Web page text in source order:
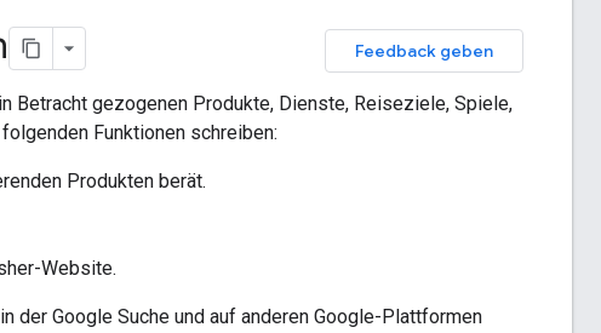
Feedback geben
Betracht gezogenen Produkte, Dienste, Reiseziele, Spiele,
Funktionen schreiben:
Produkten berät.
Website.
der Google Suche und auf anderen Google-Plattformen